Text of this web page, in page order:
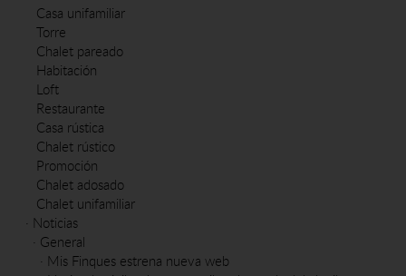
Casa unifamiliar
Torre
Chalet pareado
Habitación
Loft
Restaurante
Casa rústica
Chalet rústico
Promoción
Chalet adosado
Chalet unifamiliar
· Noticias
· General
· Mis Finques estrena nueva web